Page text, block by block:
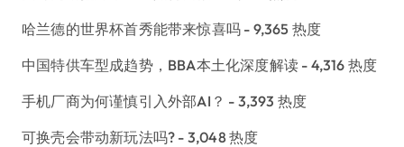
哈兰德的世界杯首秀能带来惊喜吗 - 9,365 热度
中国特供车型成趋势，BBA本土化深度解读 - 4,316 热度
手机厂商为何谨慎引入外部AI？ - 3,393 热度
可换壳会带动新玩法吗? - 3,048 热度